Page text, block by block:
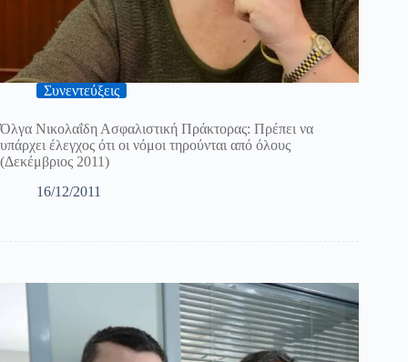
Συνεντεύξεις
Όλγα Νικολαΐδη Ασφαλιστική Πράκτορας: Πρέπει να
υπάρχει έλεγχος ότι οι νόμοι τηρούνται από όλους
(Δεκέμβριος 2011)
16/12/2011